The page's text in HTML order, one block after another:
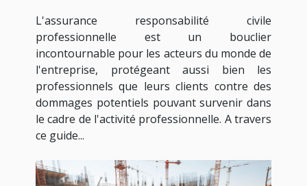
civile professionnelle
L'assurance responsabilité civile
professionnelle est un bouclier
incontournable pour les acteurs du monde de
l'entreprise, protégeant aussi bien les
professionnels que leurs clients contre des
dommages potentiels pouvant survenir dans
le cadre de l'activité professionnelle. A travers
ce guide...